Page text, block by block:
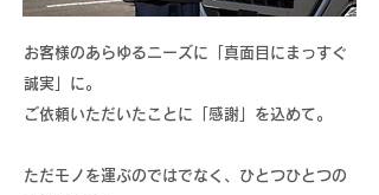
お客様のあらゆるニーズに「真面目にまっすぐ
誠実」に。
ご依頼いただいたことに「感謝」を込めて。
ただモノを運ぶのではでなく、ひとつひとつの